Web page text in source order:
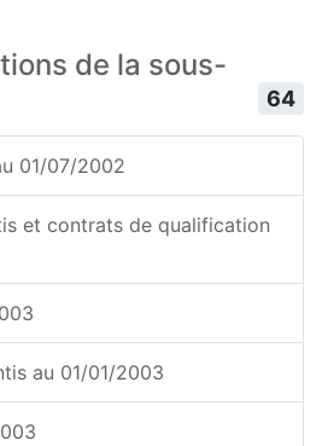
de la sous-
64
01/07/2002
et contrats de qualification
au 01/01/2003